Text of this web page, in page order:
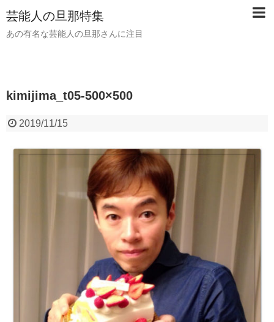
芸能人の旦那特集
あの有名な芸能人の旦那さんに注目
kimijima_t05-500×500
2019/11/15